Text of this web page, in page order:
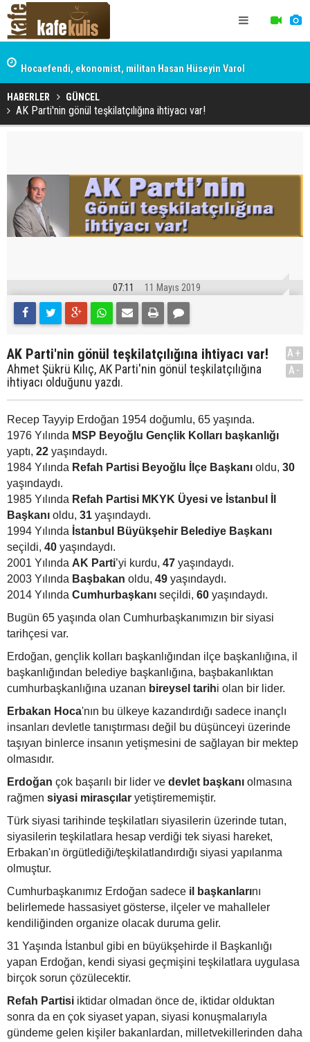
İstanbul Sözleşmesi kimi koruyor?
Hocaefendi, ekonomist, militan Hasan Hüseyin Varol
HABERLER GÜNCEL
AK Parti'nin gönül teşkilatçılığına ihtiyacı var!
07:11 11 Mayıs 2019
AK Parti'nin gönül teşkilatçılığına ihtiyacı var!
Ahmet Şükrü Kılıç, AK Parti'nin gönül teşkilatçılığına
ihtiyacı olduğunu yazdı.
A+
A-
Recep Tayyip Erdoğan 1954 doğumlu, 65 yaşında.
1976 Yılında MSP Beyoğlu Gençlik Kolları başkanlığı
yaptı, 22 yaşındaydı.
1984 Yılında Refah Partisi Beyoğlu İlçe Başkanı oldu, 30
yaşındaydı.
1985 Yılında Refah Partisi MKYK Üyesi ve İstanbul İl
Başkanı oldu, 31 yaşındaydı.
1994 Yılında İstanbul Büyükşehir Belediye Başkanı
seçildi, 40 yaşındaydı.
2001 Yılında AK Parti’yi kurdu, 47 yaşındaydı.
2003 Yılında Başbakan oldu, 49 yaşındaydı.
2014 Yılında Cumhurbaşkanı seçildi, 60 yaşındaydı.
Bugün 65 yaşında olan Cumhurbaşkanımızın bir siyasi
tarihçesi var.
Erdoğan, gençlik kolları başkanlığından ilçe başkanlığına, il
başkanlığından belediye başkanlığına, başbakanlıktan
cumhurbaşkanlığına uzanan bireysel tarihi olan bir lider.
Erbakan Hoca'nın bu ülkeye kazandırdığı sadece inançlı
insanları devletle tanıştırması değil bu düşünceyi üzerinde
taşıyan binlerce insanın yetişmesini de sağlayan bir mektep
olmasıdır.
Erdoğan çok başarılı bir lider ve devlet başkanı olmasına
rağmen siyasi mirasçılar yetiştirememiştir.
Türk siyasi tarihinde teşkilatları siyasilerin üzerinde tutan,
siyasilerin teşkilatlara hesap verdiği tek siyasi hareket,
Erbakan'ın örgütlediği/teşkilatlandırdığı siyasi yapılanma
olmuştur.
Cumhurbaşkanımız Erdoğan sadece il başkanlarını
belirlemede hassasiyet gösterse, ilçeler ve mahalleler
kendiliğinden organize olacak duruma gelir.
31 Yaşında İstanbul gibi en büyükşehirde il Başkanlığı
yapan Erdoğan, kendi siyasi geçmişini teşkilatlara uygulasa
birçok sorun çözülecektir.
Refah Partisi iktidar olmadan önce de, iktidar olduktan
sonra da en çok siyaset yapan, siyasi konuşmalarıyla
gündeme gelen kişiler bakanlardan, milletvekillerinden daha